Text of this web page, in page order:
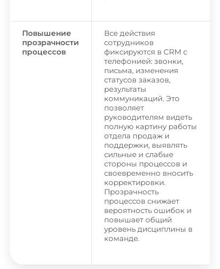
Повышение
прозрачности
процессов
Все действия
сотрудников
фиксируются в CRM с
телефонией: звонки,
письма, изменения
статусов заказов,
результаты
коммуникаций. Это
позволяет
руководителям видеть
полную картину работы
отдела продаж и
поддержки, выявлять
сильные и слабые
стороны процессов и
своевременно вносить
корректировки.
Прозрачность
процессов снижает
вероятность ошибок и
повышает общий
уровень дисциплины в
команде.